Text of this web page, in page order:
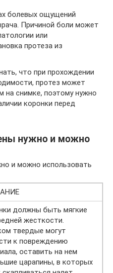
болевых ощущений
Причиной боли может
или
протеза из
что при прохождении
протез может
на снимке, поэтому нужно
коронки перед
нужно и можно
и можно использовать
должны быть мягкие
жесткости.
твердые могут
к повреждению
оставить на нем
царапины, в которых